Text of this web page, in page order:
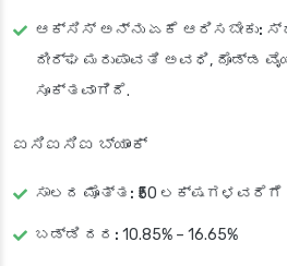
ಆಕ್ಸಿಸ್ ಅನ್ನು ಏಕೆ ಆರಿಸಬೇಕು:
ದೀರ್ಘ ಮರುಪಾವತಿ ಅವಧಿ, ದೊಡ್ಡ
ಸೂಕ್ತವಾಗಿದೆ.
ಐಸಿಐಸಿಐ ಬ್ಯಾಂಕ್
ಸಾಲದ ಮೊತ್ತ: ₹50 ಲಕ್ಷಗಳವರೆಗೆ
ಬಡ್ಡಿ ದರ: 10.85% – 16.65%